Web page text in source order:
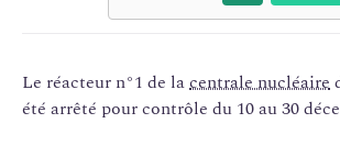
Le réacteur n°1 de lacentrale nucléaire
été arrêté pour contrôle du 10 au 30